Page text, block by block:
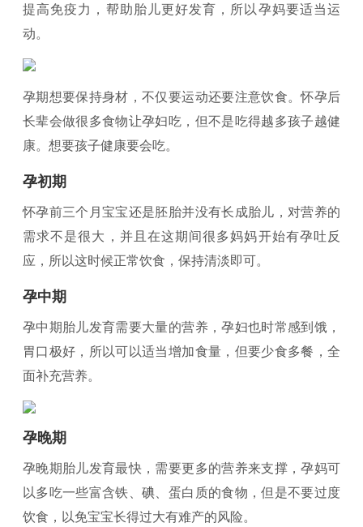
提高免疫力，帮助胎儿更好发育，所以孕妈要适当运
动。
孕期想要保持身材，不仅要运动还要注意饮食。怀孕后
长辈会做很多食物让孕妇吃，但不是吃得越多孩子越健
康。想要孩子健康要会吃。
孕初期
怀孕前三个月宝宝还是胚胎并没有长成胎儿，对营养的
需求不是很大，并且在这期间很多妈妈开始有孕吐反
应，所以这时候正常饮食，保持清淡即可。
孕中期
孕中期胎儿发育需要大量的营养，孕妇也时常感到饿，
胃口极好，所以可以适当增加食量，但要少食多餐，全
面补充营养。
孕晚期
孕晚期胎儿发育最快，需要更多的营养来支撑，孕妈可
以多吃一些富含铁、碘、蛋白质的食物，但是不要过度
饮食，以免宝宝长得过大有难产的风险。